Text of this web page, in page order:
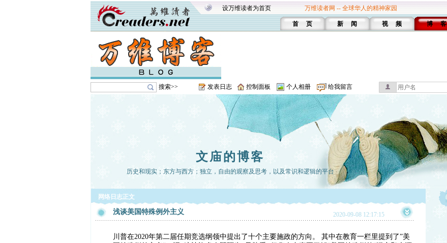
设万维读者为首页 万维读者网 -- 全球华人的精神家园
首 页 新 闻 视 频 博 客
搜索>> 发表日志 控制面板 个人相册 给我留言
文庙的博客
历史和现实；东方与西方；独立，自由的观察及思考，以及常识和逻辑的平台
网络日志正文
浅谈美国特殊例外主义 2020-09-08 12:17:15
川普在2020年第二届任期竞选纲领中提出了十个主要施政的方向。 其中在教育一栏里提到了”美